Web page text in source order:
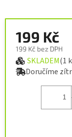
199 Kč
199 Kč bez DPH
Měrná cena:
SKLADEM(1
Doručíme